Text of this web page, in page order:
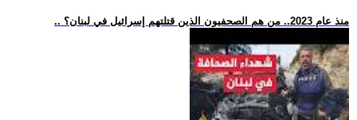
.. منذ عام 2023.. من هم الصحفيون الذين قتلتهم إسرائيل في لبنان؟